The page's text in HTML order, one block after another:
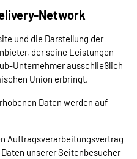
Network
und die Darstellung der
der seine Leistungen
Unternehmer ausschließlich
Union erbringt.
Daten werden auf
Auftragsverarbeitungsvertrag
unserer Seitenbesucher